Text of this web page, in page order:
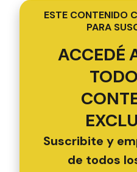
ESTE CONTENIDO
PARA
ACCEDÉ
Suscribite y
de todos